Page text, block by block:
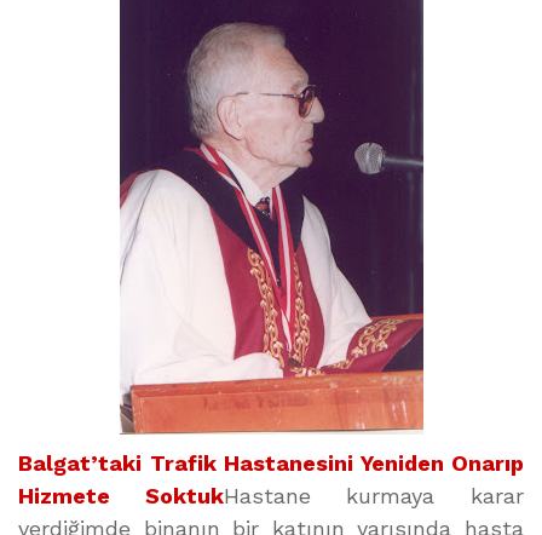
Balgat’taki Trafik Hastanesini Yeniden Onarıp
Hizmete SoktukHastane kurmaya karar
verdiğimde binanın bir katının yarısında hasta